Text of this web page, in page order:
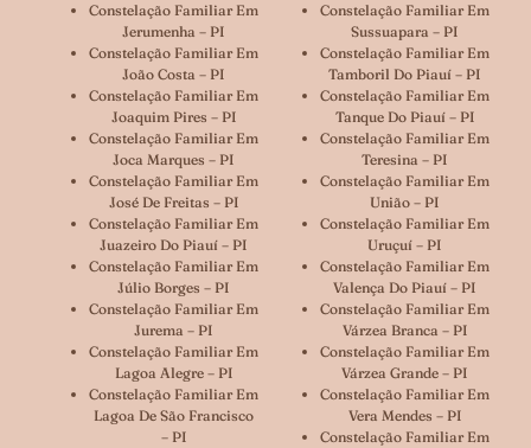
Constelação Familiar Em
Jerumenha – PI
Constelação Familiar Em
João Costa – PI
Constelação Familiar Em
Joaquim Pires – PI
Constelação Familiar Em
Joca Marques – PI
Constelação Familiar Em
José De Freitas – PI
Constelação Familiar Em
Juazeiro Do Piauí – PI
Constelação Familiar Em
Júlio Borges – PI
Constelação Familiar Em
Jurema – PI
Constelação Familiar Em
Lagoa Alegre – PI
Constelação Familiar Em
Lagoa De São Francisco
– PI
Constelação Familiar Em
Sussuapara – PI
Constelação Familiar Em
Tamboril Do Piauí – PI
Constelação Familiar Em
Tanque Do Piauí – PI
Constelação Familiar Em
Teresina – PI
Constelação Familiar Em
União – PI
Constelação Familiar Em
Uruçuí – PI
Constelação Familiar Em
Valença Do Piauí – PI
Constelação Familiar Em
Várzea Branca – PI
Constelação Familiar Em
Várzea Grande – PI
Constelação Familiar Em
Vera Mendes – PI
Constelação Familiar Em